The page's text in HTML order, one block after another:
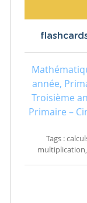
année,
Troisième
Primaire –
Tags :